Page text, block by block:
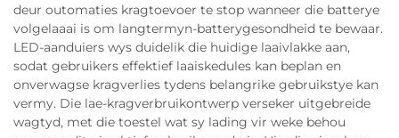
deur outomaties kragtoevoer te stop wanneer die batterye
volgelaaai is om langtermyn-batterygesondheid te bewaar.
LED-aanduiers wys duidelik die huidige laaivlakke aan,
sodat gebruikers effektief laaiskedules kan beplan en
onverwagse kragverlies tydens belangrike gebruikstye kan
vermy. Die lae-kragverbruikontwerp verseker uitgebreide
wagtyd, met die toestel wat sy lading vir weke behou